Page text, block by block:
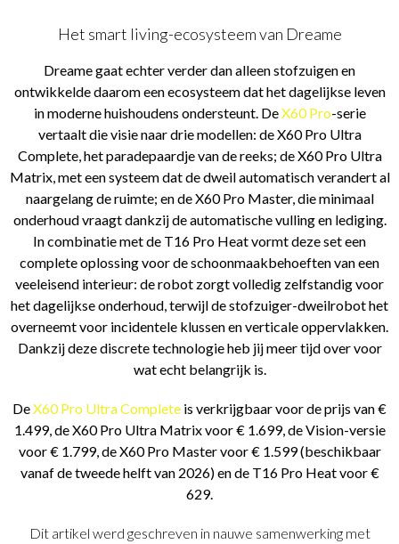
Het smart living-ecosysteem van Dreame
Dreame gaat echter verder dan alleen stofzuigen en
ontwikkelde daarom een ecosysteem dat het dagelijkse leven
in moderne huishoudens ondersteunt. DeX60 Pro-serie
vertaalt die visie naar drie modellen: de X60 Pro Ultra
Complete, het paradepaardje van de reeks; de X60 Pro Ultra
Matrix, met een systeem dat de dweil automatisch verandert al
naargelang de ruimte; en de X60 Pro Master, die minimaal
onderhoud vraagt dankzij de automatische vulling en lediging.
In combinatie met de T16 Pro Heat vormt deze set een
complete oplossing voor de schoonmaakbehoeften van een
veeleisend interieur: de robot zorgt volledig zelfstandig voor
het dagelijkse onderhoud, terwijl de stofzuiger-dweilrobot het
overneemt voor incidentele klussen en verticale oppervlakken.
Dankzij deze discrete technologie heb jij meer tijd over voor
wat echt belangrijk is.
DeX60 Pro Ultra Complete is verkrijgbaar voor de prijs van €
1.499, de X60 Pro Ultra Matrix voor € 1.699, de Vision-versie
voor € 1.799, de X60 Pro Master voor € 1.599 (beschikbaar
vanaf de tweede helft van 2026) en de T16 Pro Heat voor €
629.
Dit artikel werd geschreven in nauwe samenwerking met